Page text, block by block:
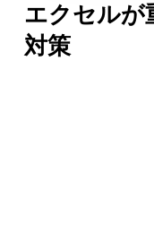
エクセルが
対策